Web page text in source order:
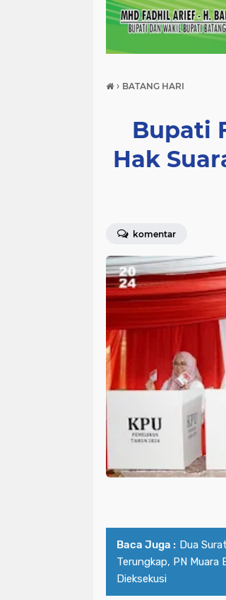
› BATANG HARI
Bupati
Hak
komentar
Baca Juga : Dua
Terungkap, PN Muara
Dieksekusi